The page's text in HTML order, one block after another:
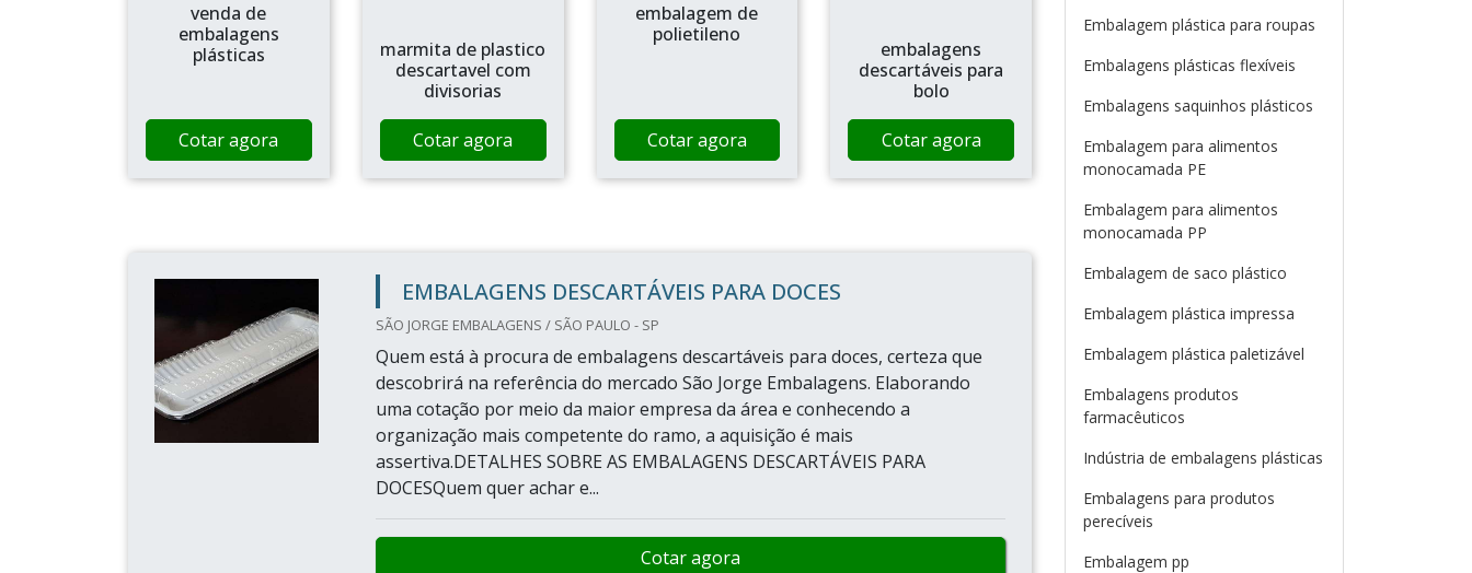
venda de
embalagens
plásticas
Cotar agora
marmita de plastico
descartavel com
divisorias
Cotar agora
embalagem de
polietileno
Cotar agora
embalagens
descartáveis para
bolo
Cotar agora
EMBALAGENS DESCARTÁVEIS PARA DOCES
SÃO JORGE EMBALAGENS / SÃO PAULO - SP
Quem está à procura de embalagens descartáveis para doces, certeza que
descobrirá na referência do mercado São Jorge Embalagens. Elaborando
uma cotação por meio da maior empresa da área e conhecendo a
organização mais competente do ramo, a aquisição é mais
assertiva.DETALHES SOBRE AS EMBALAGENS DESCARTÁVEIS PARA
DOCESQuem quer achar e...
Cotar agora
Embalagem plástica para roupas
Embalagens plásticas flexíveis
Embalagens saquinhos plásticos
Embalagem para alimentos
monocamada PE
Embalagem para alimentos
monocamada PP
Embalagem de saco plástico
Embalagem plástica impressa
Embalagem plástica paletizável
Embalagens produtos
farmacêuticos
Indústria de embalagens plásticas
Embalagens para produtos
perecíveis
Embalagem pp